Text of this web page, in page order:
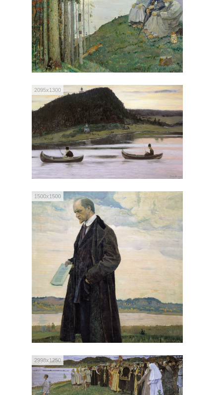
2095x1300
1500x1500
2998x1250